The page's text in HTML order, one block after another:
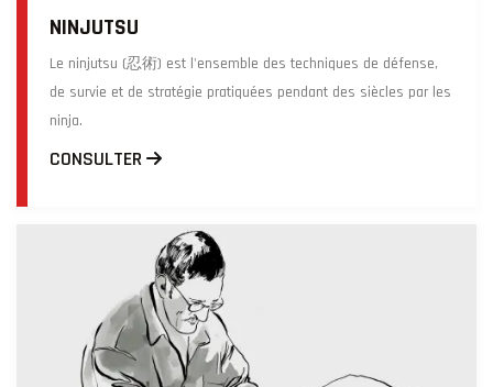
NINJUTSU
Le ninjutsu (忍術) est l'ensemble des techniques de défense,
de survie et de stratégie pratiquées pendant des siècles par les
ninja.
CONSULTER